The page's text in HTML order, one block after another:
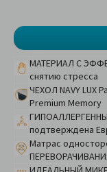
МАТЕРИАЛ С
снятию стресса
ЧЕХОЛ NAVY LUX
Premium Memory
подтверждена
Матрас